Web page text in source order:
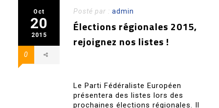
Oct
20
2015
0
Posté par :admin
Élections régionales 2015,
rejoignez nos listes !
Le Parti Fédéraliste Européen
présentera des listes lors des
prochaines élections régionales. Il